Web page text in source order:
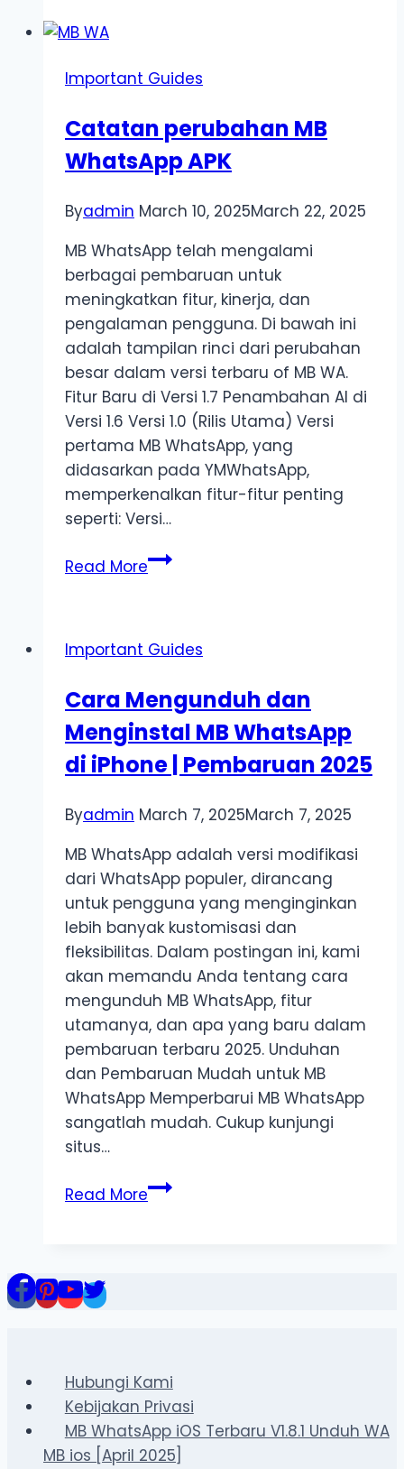
Metode
Perangkat
Important Guides
Catatan perubahan MB
WhatsApp APK
Byadmin March 10, 2025March 22, 2025
MB WhatsApp telah mengalami
berbagai pembaruan untuk
meningkatkan fitur, kinerja, dan
pengalaman pengguna. Di bawah ini
adalah tampilan rinci dari perubahan
besar dalam versi terbaru of MB WA.
Fitur Baru di Versi 1.7 Penambahan AI di
Versi 1.6 Versi 1.0 (Rilis Utama) Versi
pertama MB WhatsApp, yang
didasarkan pada YMWhatsApp,
memperkenalkan fitur-fitur penting
seperti: Versi…
Read MoreCatatan
APK
Important Guides
Cara Mengunduh dan
Menginstal MB WhatsApp
di iPhone | Pembaruan 2025
Byadmin March 7, 2025March 7, 2025
MB WhatsApp adalah versi modifikasi
dari WhatsApp populer, dirancang
untuk pengguna yang menginginkan
lebih banyak kustomisasi dan
fleksibilitas. Dalam postingan ini, kami
akan memandu Anda tentang cara
mengunduh MB WhatsApp, fitur
utamanya, dan apa yang baru dalam
pembaruan terbaru 2025. Unduhan
dan Pembaruan Mudah untuk MB
WhatsApp Memperbarui MB WhatsApp
sangatlah mudah. Cukup kunjungi
situs…
Read MoreCara
|
Pembaruan
2025
Hubungi Kami
Kebijakan Privasi
MB WhatsApp iOS Terbaru V1.8.1 Unduh WA
MB ios [April 2025]